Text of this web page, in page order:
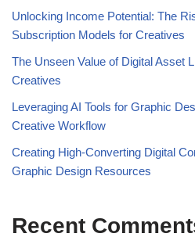
Unlocking Income Potential: The
Subscription Models for Creatives
The Unseen Value of Digital Asset
Creatives
Leveraging AI Tools for Graphic
Creative Workflow
Creating High-Converting Digital
Graphic Design Resources
Recent